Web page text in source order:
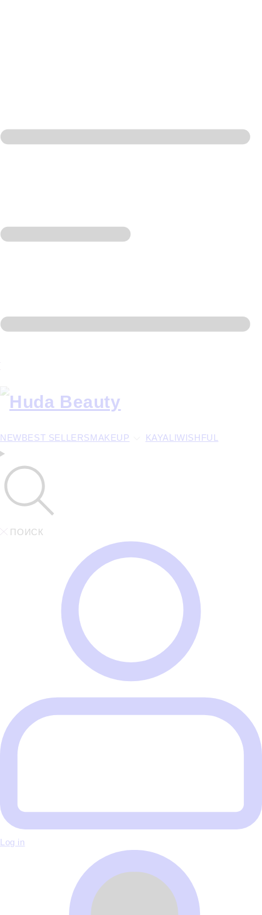
NEWBEST SELLERSMAKEUP KAYALIWISHFUL
ПОИСК
Log in